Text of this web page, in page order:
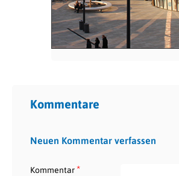
Kommentare
Neuen Kommentar verfassen
Kommentar*